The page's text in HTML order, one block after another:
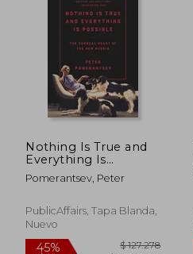
Nothing Is True and
Everything Is
Possible: The Surreal
Heart of the New
Pomerantsev, Peter
PublicAffairs, Tapa Blanda,
Nuevo